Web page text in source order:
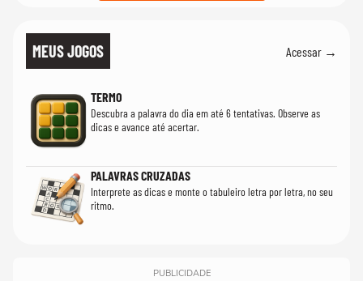
MEUS JOGOS Acessar →
TERMO
Descubra a palavra do dia em até 6 tentativas. Observe as
dicas e avance até acertar.
PALAVRAS CRUZADAS
Interprete as dicas e monte o tabuleiro letra por letra, no seu
ritmo.
PUBLICIDADE